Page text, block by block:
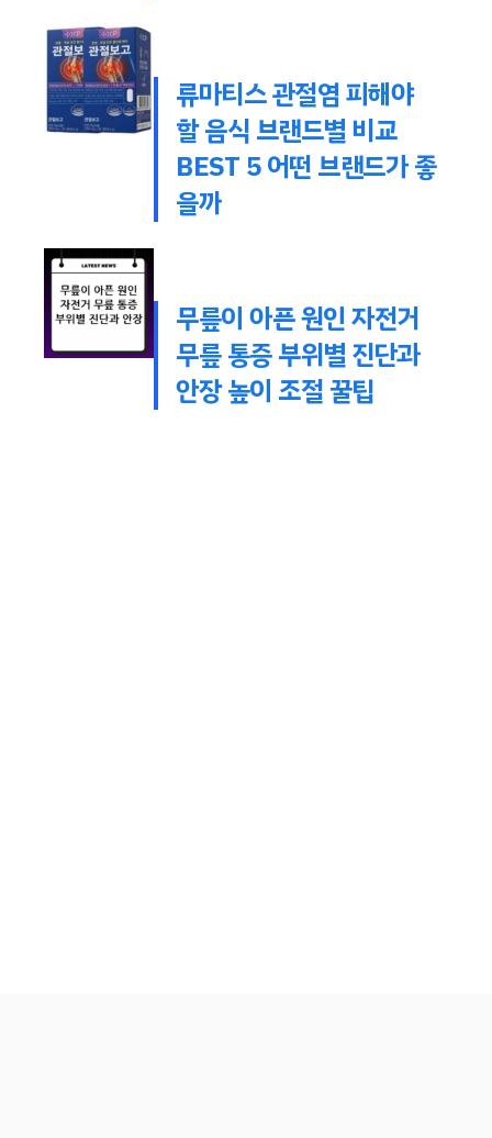
류마티스 관절염 피해야
할 음식 브랜드별 비교
BEST 5 어떤 브랜드가 좋
을까
무릎이 아픈 원인 자전거
무릎 통증 부위별 진단과
안장 높이 조절 꿀팁